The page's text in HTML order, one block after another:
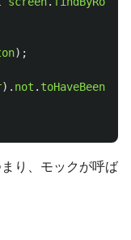
);
). not .
り、モックが呼ば